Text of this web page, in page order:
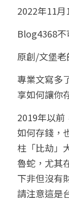
心靈成長
人氣最
站長精
臉書生
好書推
團隊訓
八字視
陽宅視
線上直
自我挑
八字初
八字初
八字進
八字中
八字高
五人實
五行計
五行計
團隊訓
命理商城
八字完
《十神
科學八
八字批命
小兒命名
我的著作
科學八字
科學八
科學八字
科學八
輕鬆學
與我預約
批命預
上課預約
常見問題
FB粉絲
登錄/
繁體中
繁體
2022年11
Blog4368
原創/文堡老
專業文寫多
享如何讓你
2019年以前
如何存錢，
柱「比劫」
魯蛇，尤其
下非但沒有
請注意這是